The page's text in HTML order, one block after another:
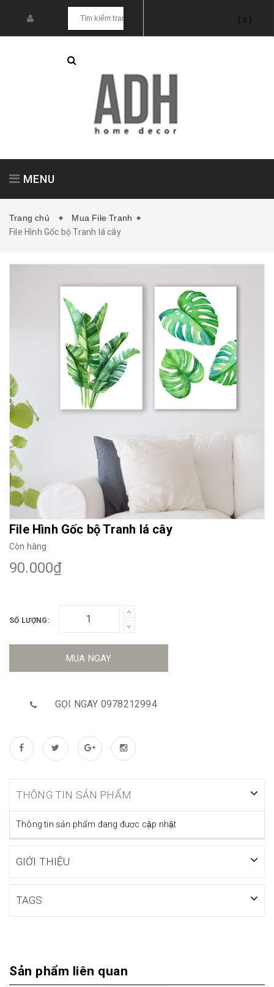
( 0 )
MENU
Tranh treo tường
Mua File Tranh Tranh Thực Tế
Thế giới Decor Giới thiệu
Trang chủ
Mua File Tranh
File Hình Gốc bộ Tranh lá cây
File Hình Gốc bộ Tranh lá cây
Còn hàng
90.000₫
SỐ LƯỢNG:
MUA NGAY
GỌI NGAY 0978212994
THÔNG TIN SẢN PHẨM
Thông tin sản phẩm đang được cập nhật
GIỚI THIỆU
TAGS
Sản phẩm liên quan